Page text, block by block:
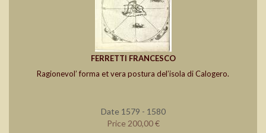
FERRETTI FRANCESCO
Ragionevol’ forma et vera postura del’isola di Calogero.
Date 1579 - 1580
Price 200,00 €